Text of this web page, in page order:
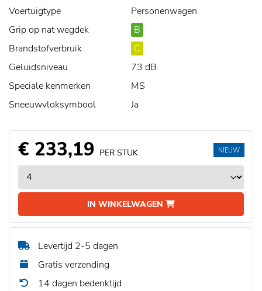
Voertuigtype
Personenwagen
Grip op nat wegdek
B
Brandstofverbruik
C
Geluidsniveau
73 dB
Speciale kenmerken
MS
Sneeuwvloksymbool
Ja
€ 233,19 PER STUK
IN WINKELWAGEN
NIEUW
Levertijd 2-5 dagen
Gratis verzending
14 dagen bedenktijd